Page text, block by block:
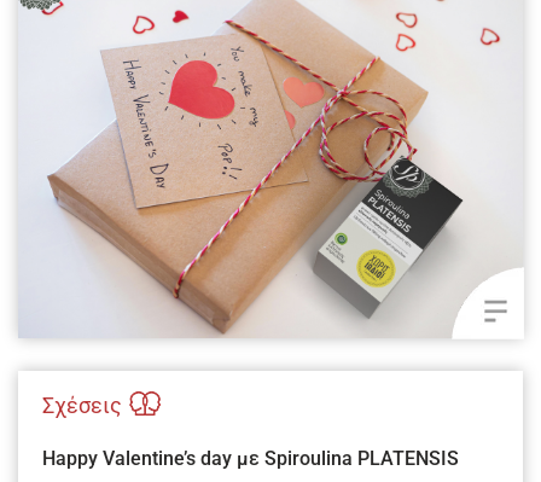
Σχέσεις
Happy Valentine’s day με Spiroulina PLATENSIS